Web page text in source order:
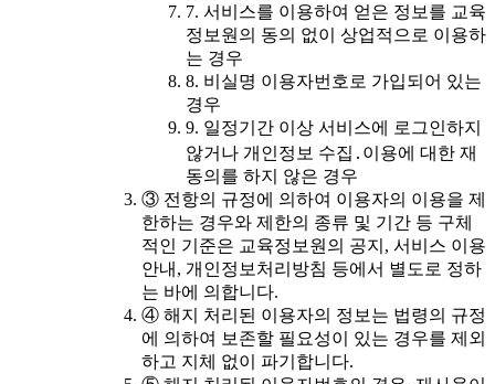
7. 서비스를 이용하여 얻은 정보를 교육
정보원의 동의 없이 상업적으로 이용하
는 경우
8. 비실명 이용자번호로 가입되어 있는
경우
9. 일정기간 이상 서비스에 로그인하지
않거나 개인정보 수집․이용에 대한 재
동의를 하지 않은 경우
③ 전항의 규정에 의하여 이용자의 이용을 제
한하는 경우와 제한의 종류 및 기간 등 구체
적인 기준은 교육정보원의 공지, 서비스 이용
안내, 개인정보처리방침 등에서 별도로 정하
는 바에 의합니다.
④ 해지 처리된 이용자의 정보는 법령의 규정
에 의하여 보존할 필요성이 있는 경우를 제외
하고 지체 없이 파기합니다.